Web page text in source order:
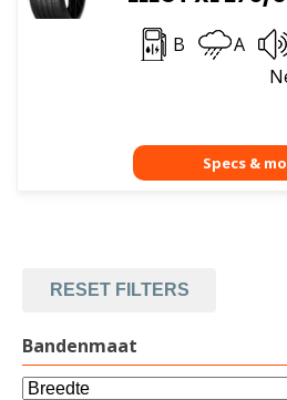
B A
RESET FILTERS
Bandenmaat